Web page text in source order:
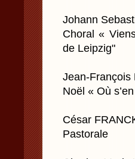
Johann
Choral «
de Leipzig"
Jean-François
Noël « Où
César
Pastorale